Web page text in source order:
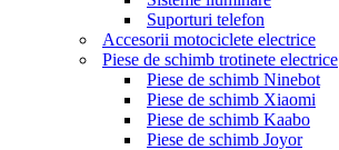
Suporturi telefon
Accesorii motociclete electrice
Piese de schimb trotinete electrice
Piese de schimb Ninebot
Piese de schimb Xiaomi
Piese de schimb Kaabo
Piese de schimb Joyor